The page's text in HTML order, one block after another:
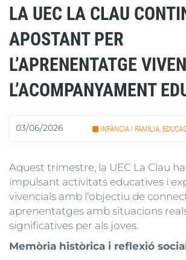
LA UEC LA CLAU
APOSTANT PER
L’APRENENTATGE
L’ACOMPANYAMENT
03/06/2026 INFÀNCIA I FAMÍLIA,
Aquest trimestre, la UEC La Clau
impulsant activitats educatives i
vivencials amb l’objectiu de
aprenentatges amb situacions
significatives per als joves.
Memòria històrica i reflexió